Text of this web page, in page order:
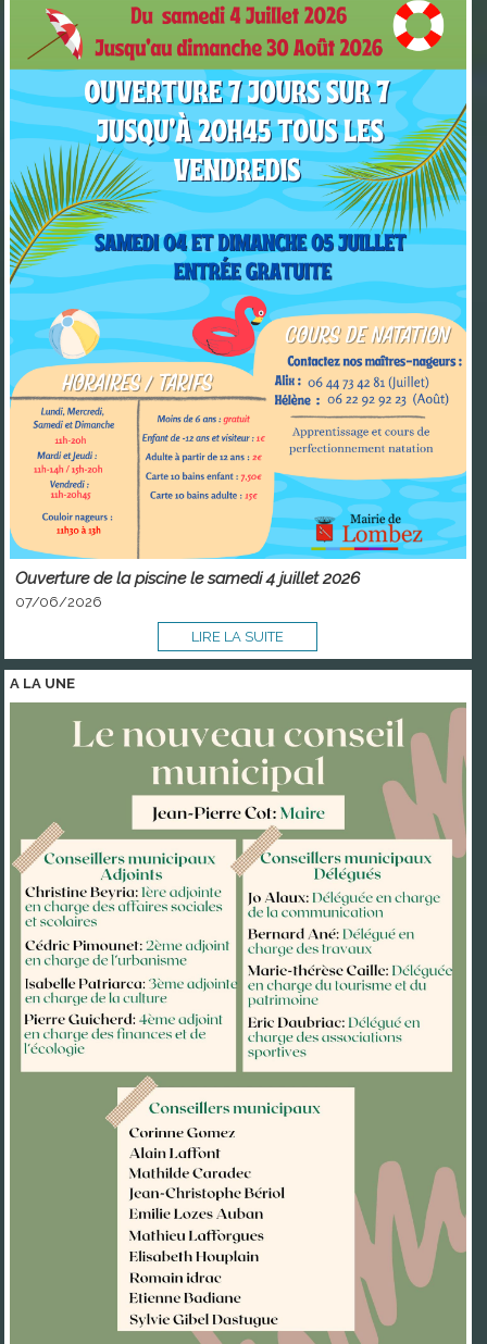
Ouverture de la piscine le samedi 4 juillet 2026
07/06/2026
LIRE LA SUITE
A LA UNE